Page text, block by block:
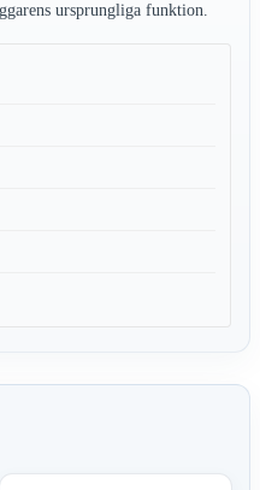
ursprungliga funktion.